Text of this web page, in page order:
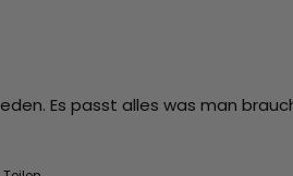
Es passt alles was man